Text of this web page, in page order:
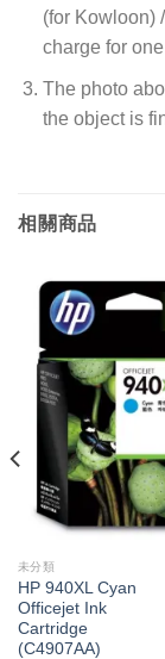
(for Kowloon)
charge for
The photo
the object is
相關商品
未分類
HP 940XL Cyan
Officejet Ink
Cartridge
(C4907AA)